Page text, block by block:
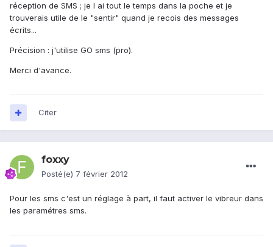
réception de SMS ; je l ai tout le temps dans la poche et je
trouverais utile de le "sentir" quand je recois des messages
écrits...
Précision : j'utilise GO sms (pro).
Merci d'avance.
Citer
foxxy
Posté(e) 7 février 2012
Pour les sms c'est un réglage à part, il faut activer le vibreur dans
les paramétres sms.